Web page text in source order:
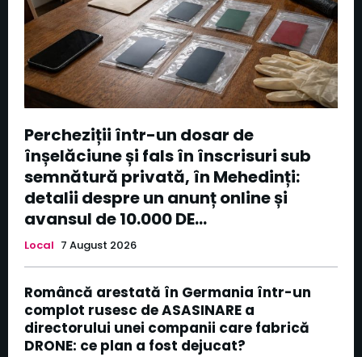
Percheziții într-un dosar de
înșelăciune și fals în înscrisuri sub
semnătură privată, în Mehedinți:
detalii despre un anunț online și
avansul de 10.000 DE...
Local 7 August 2026
Româncă arestată în Germania într-un
complot rusesc de ASASINARE a
directorului unei companii care fabrică
DRONE: ce plan a fost dejucat?